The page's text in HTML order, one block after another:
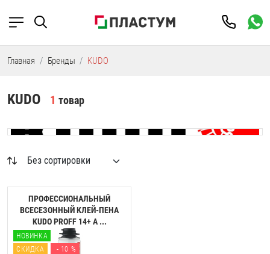
Главная Бренды KUDO
KUDO 1 товар
ПРОФЕССИОНАЛЬНЫЙ
ВСЕСЕЗОННЫЙ КЛЕЙ-ПЕНА
KUDO PROFF 14+ A ...
НОВИНКА
СКИДКА
- 10 %